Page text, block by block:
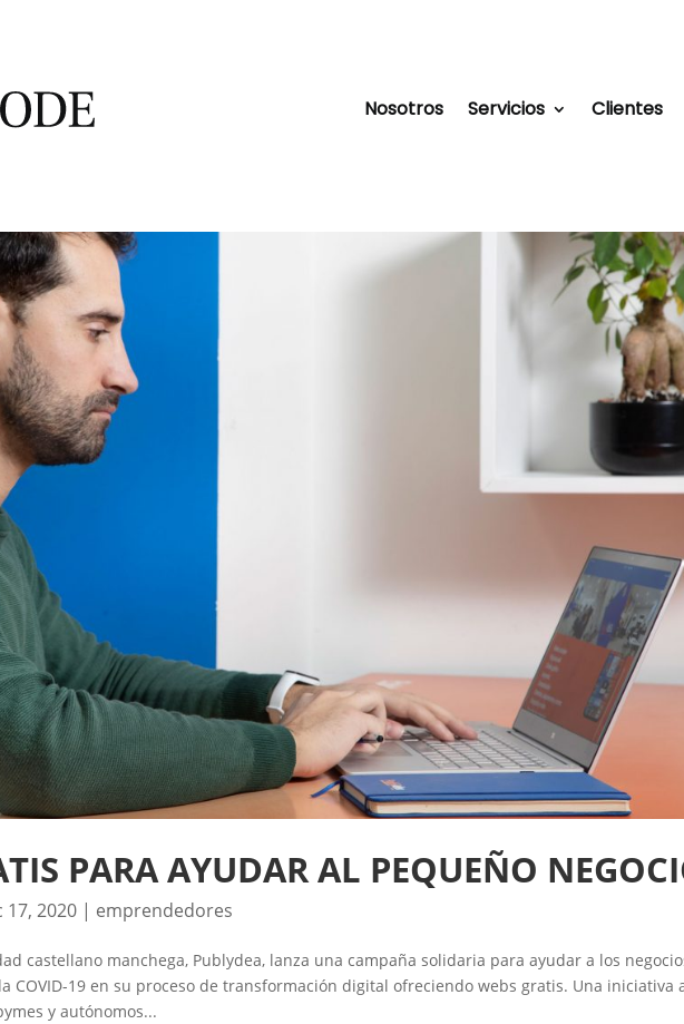
Nosotros Servicios Clientes
PARA AYUDAR AL PEQUEÑO
17, 2020 | emprendedores
castellano manchega, Publydea, lanza una campaña solidaria para ayudar a los
COVID-19 en su proceso de transformación digital ofreciendo webs gratis. Una iniciativa
y autónomos...